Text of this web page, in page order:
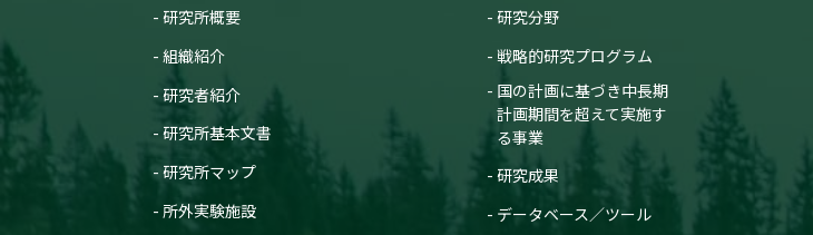
研究所概要
組織紹介
研究者紹介
研究所基本文書
研究所マップ
所外実験施設
研究分野
戦略的研究プログラム
国の計画に基づき中長期
計画期間を超えて実施す
る事業
研究成果
データベース／ツール